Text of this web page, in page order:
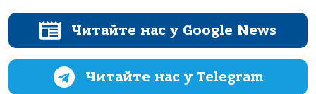
Читайте нас у Google News
Читайте нас у Telegram